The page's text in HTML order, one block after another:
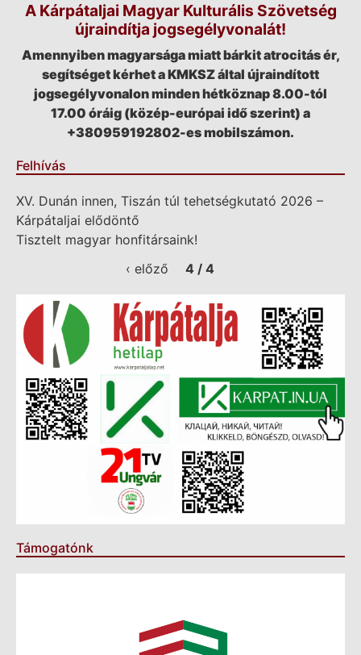
A Kárpátaljai Magyar Kulturális Szövetség
újraindítja jogsegélyvonalát!
Amennyiben magyarsága miatt bárkit atrocitás ér,
segítséget kérhet a KMKSZ által újraindított
jogsegélyvonalon minden hétköznap 8.00-tól
17.00 óráig (közép-európai idő szerint) a
+380959192802-es mobilszámon.
Felhívás
XV. Dunán innen, Tiszán túl tehetségkutató 2026 –
Kárpátaljai elődöntő
Tisztelt magyar honfitársaink!
‹ előző
4 / 4
Támogatónk